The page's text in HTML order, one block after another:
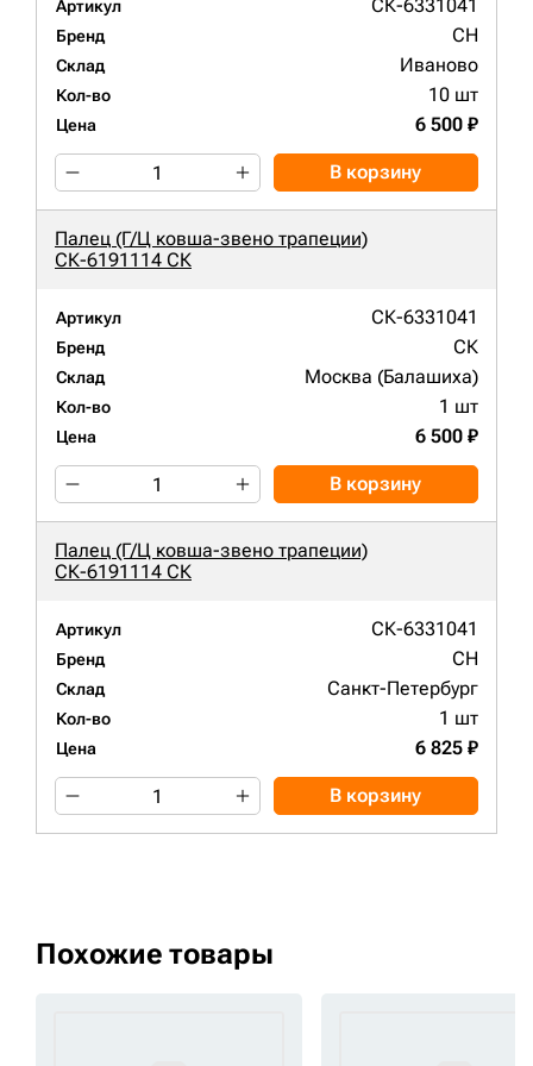
Артикул СК-6331041
Бренд CH
Склад Иваново
Кол-во 10 шт
Цена 6 500 ₽
В корзину
Палец (Г/Ц ковша-звено трапеции)
СК-6191114 СК
Артикул СК-6331041
Бренд СК
Склад Москва (Балашиха)
Кол-во 1 шт
Цена 6 500 ₽
В корзину
Палец (Г/Ц ковша-звено трапеции)
СК-6191114 СК
Артикул СК-6331041
Бренд CH
Склад Санкт-Петербург
Кол-во 1 шт
Цена 6 825 ₽
В корзину
Похожие товары